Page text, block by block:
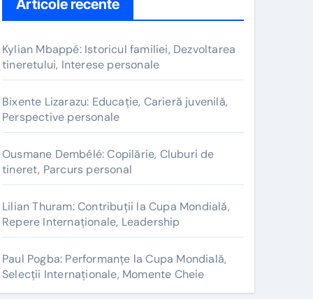
Articole recente
Kylian Mbappé: Istoricul familiei, Dezvoltarea
tineretului, Interese personale
Bixente Lizarazu: Educație, Carieră juvenilă,
Perspective personale
Ousmane Dembélé: Copilărie, Cluburi de
tineret, Parcurs personal
Lilian Thuram: Contribuții la Cupa Mondială,
Repere Internaționale, Leadership
Paul Pogba: Performanțe la Cupa Mondială,
Selecții Internaționale, Momente Cheie